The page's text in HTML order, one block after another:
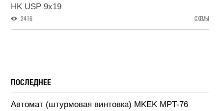
HK USP 9x19
2416 СХЕМЫ
ПОСЛЕДНЕЕ
Автомат (штурмовая винтовка) MKEK MPT-76